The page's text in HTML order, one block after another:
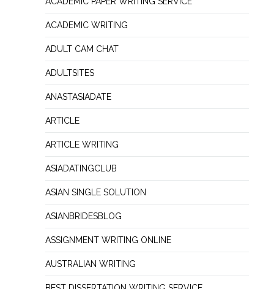
ACADEMIC WRITING
ADULT CAM CHAT
ADULTSITES
ANASTASIADATE
ARTICLE
ARTICLE WRITING
ASIADATINGCLUB
ASIAN SINGLE SOLUTION
ASIANBRIDESBLOG
ASSIGNMENT WRITING ONLINE
AUSTRALIAN WRITING